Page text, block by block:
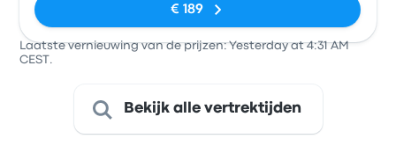
€ 189
Laatste vernieuwing van de prijzen: Yesterday at 4:31 AM
CEST.
Bekijk alle vertrektijden